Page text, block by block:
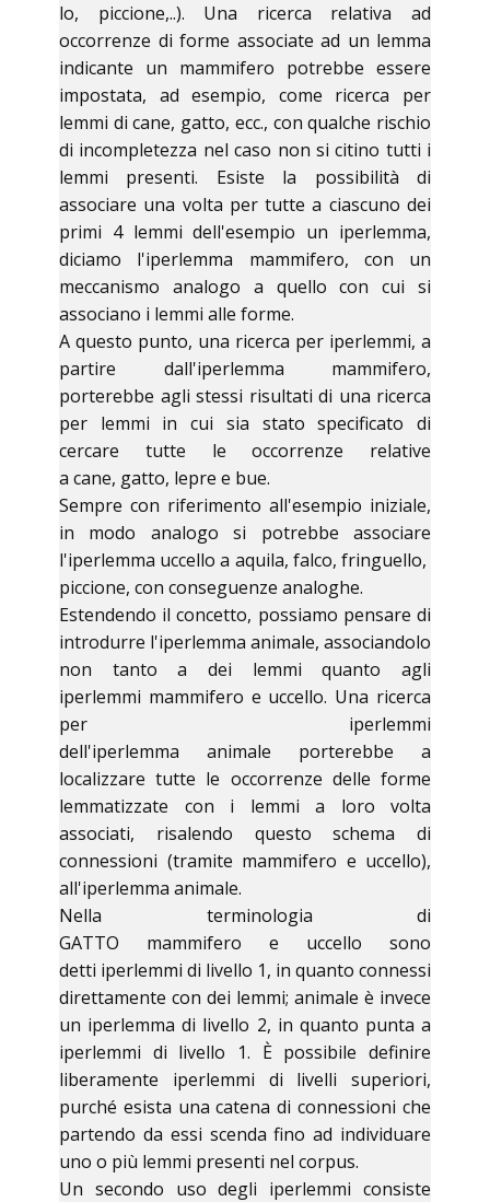
lo, piccione,..). Una ricerca relativa ad
occorrenze di forme associate ad un lemma
indicante un mammifero potrebbe essere
impostata, ad esempio, come ricerca per
lemmi di cane, gatto, ecc., con qualche rischio
di incompletezza nel caso non si citino tutti i
lemmi presenti. Esiste la possibilità di
associare una volta per tutte a ciascuno dei
primi 4 lemmi dell'esempio un iperlemma,
diciamo l'iperlemma mammifero, con un
meccanismo analogo a quello con cui si
associano i lemmi alle forme.
A questo punto, una ricerca per iperlemmi, a
partire dall'iperlemma mammifero,
porterebbe agli stessi risultati di una ricerca
per lemmi in cui sia stato specificato di
cercare tutte le occorrenze relative
a cane, gatto, lepre e bue.
Sempre con riferimento all'esempio iniziale,
in modo analogo si potrebbe associare
l'iperlemma uccello a aquila, falco, fringuello,
piccione, con conseguenze analoghe.
Estendendo il concetto, possiamo pensare di
introdurre l'iperlemma animale, associandolo
non tanto a dei lemmi quanto agli
iperlemmi mammifero e uccello. Una ricerca
per iperlemmi
dell'iperlemma animale porterebbe a
localizzare tutte le occorrenze delle forme
lemmatizzate con i lemmi a loro volta
associati, risalendo questo schema di
connessioni (tramite mammifero e uccello),
all'iperlemma animale.
Nella terminologia di
GATTO mammifero e uccello sono
detti iperlemmi di livello 1, in quanto connessi
direttamente con dei lemmi; animale è invece
un iperlemma di livello 2, in quanto punta a
iperlemmi di livello 1. È possibile definire
liberamente iperlemmi di livelli superiori,
purché esista una catena di connessioni che
partendo da essi scenda fino ad individuare
uno o più lemmi presenti nel corpus.
Un secondo uso degli iperlemmi consiste